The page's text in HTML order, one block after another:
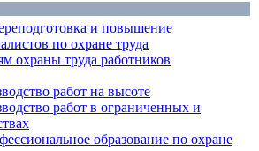
и повышение
по охране труда
охраны труда работников
работ на высоте
работ в ограниченных и
образование по охране